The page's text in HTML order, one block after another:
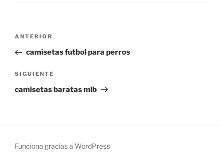
Navegación
entradas
Entrada
anterior:
ANTERIOR
camisetas futbol para perros
Siguiente
entrada
SIGUIENTE
camisetas baratas mlb
Funciona gracias a WordPress